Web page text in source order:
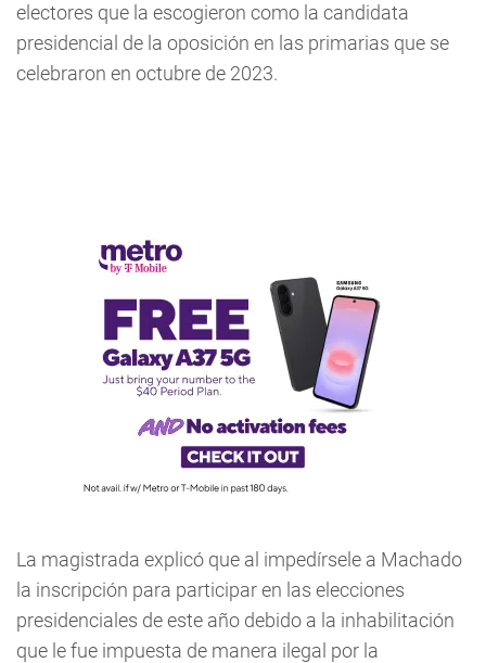
electores que la escogieron como la candidata
presidencial de la oposición en las primarias que se
celebraron en octubre de 2023.
La magistrada explicó que al impedírsele a Machado
la inscripción para participar en las elecciones
presidenciales de este año debido a la inhabilitación
que le fue impuesta de manera ilegal por la